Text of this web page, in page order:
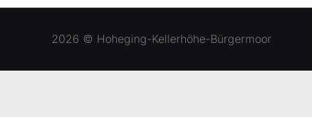
2026 © Hoheging-Kellerhöhe-Bürgermoor